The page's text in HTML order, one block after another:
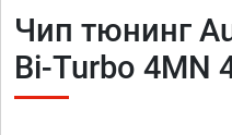
Чип тюнинг
Bi-Turbo 4MN